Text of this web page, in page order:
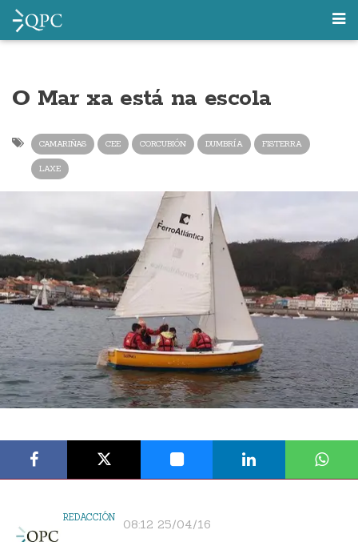
O Mar xa está na escola
CAMARIÑAS CEE CORCUBIÓN DUMBRÍA FISTERRA
LAXE
REDACCIÓN 08:12 25/04/16